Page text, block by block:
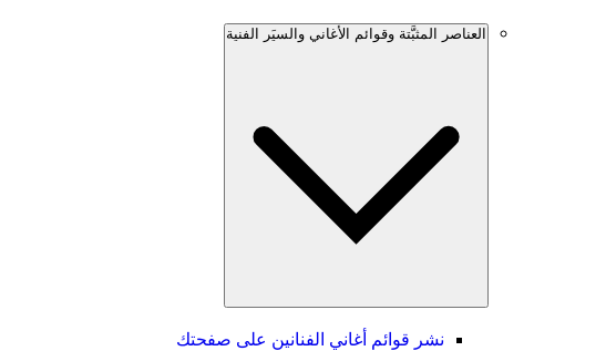
العناصر المثبَّتة وقوائم الأغاني والسيَر الفنية
نشر قوائم أغاني الفنانين على صفحتك